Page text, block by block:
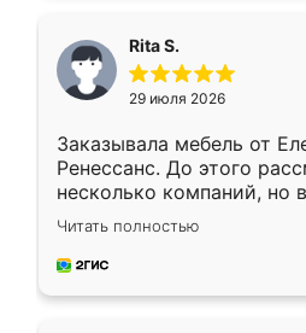
Rita S.
29 июля 2026
Заказывала мебель от
Ренессанс. До этого
несколько компаний, но
эту. Сначала обговорили
приехал замерщик, всё
и снял размеры.
Читать полностью